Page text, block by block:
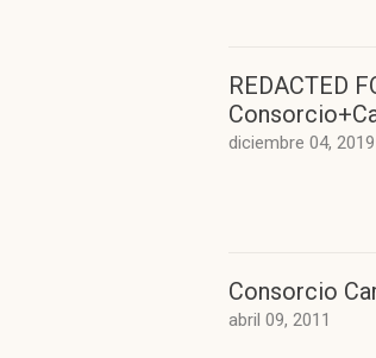
REDACTED
diciembre 04, 2019
Consorcio
abril 09, 2011